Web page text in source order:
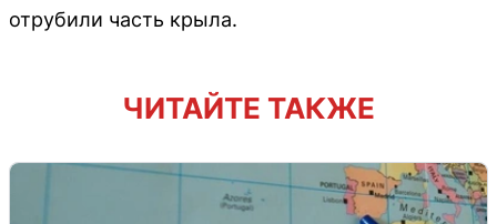
отрубили часть крыла.
ЧИТАЙТЕ ТАКЖЕ